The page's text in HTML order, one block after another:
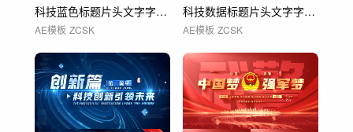
科技蓝色标题片头文字字幕 02
AE模板 ZCSK
科技数据标题片头文字字幕展示
AE模板 ZCSK